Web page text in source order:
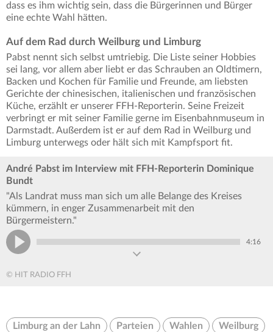
dass es ihm wichtig sein, dass die Bürgerinnen und Bürger
eine echte Wahl hätten.
Auf dem Rad durch Weilburg und Limburg
Pabst nennt sich selbst umtriebig. Die Liste seiner Hobbies
sei lang, vor allem aber liebt er das Schrauben an Oldtimern,
Backen und Kochen für Familie und Freunde, am liebsten
Gerichte der chinesischen, italienischen und französischen
Küche, erzählt er unserer FFH-Reporterin. Seine Freizeit
verbringt er mit seiner Familie gerne im Eisenbahnmuseum in
Darmstadt. Außerdem ist er auf dem Rad in Weilburg und
Limburg unterwegs oder hält sich mit Kampfsport fit.
André Pabst im Interview mit FFH-Reporterin Dominique
Bundt
"Als Landrat muss man sich um alle Belange des Kreises
kümmern, in enger Zusammenarbeit mit den
Bürgermeistern."
4:16
© HIT RADIO FFH
Limburg an der Lahn Parteien Wahlen Weilburg